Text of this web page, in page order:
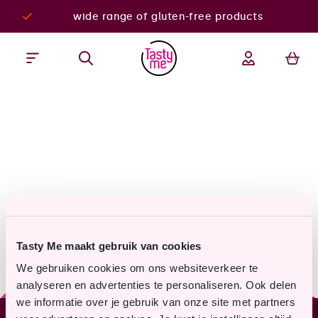
Tasty Me maakt gebruik van cookies
We gebruiken cookies om ons websiteverkeer te
analyseren en advertenties te personaliseren. Ook delen
we informatie over je gebruik van onze site met partners
wide range of gluten-free products